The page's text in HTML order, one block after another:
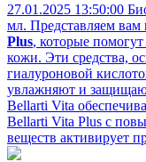
27.01.2025 13:50:00
мл. Представляем вам
Plus, которые
кожи. Эти средства,
гиалуроновой
увлажняют и
Bellarti Vita
Bellarti Vita Plus с
веществ активирует